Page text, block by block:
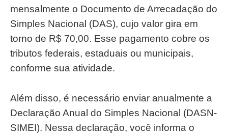
mensalmente o Documento de Arrecadação do
Simples Nacional (DAS), cujo valor gira em
torno de R$ 70,00. Esse pagamento cobre os
tributos federais, estaduais ou municipais,
conforme sua atividade.
Além disso, é necessário enviar anualmente a
Declaração Anual do Simples Nacional (DASN-
SIMEI). Nessa declaração, você informa o